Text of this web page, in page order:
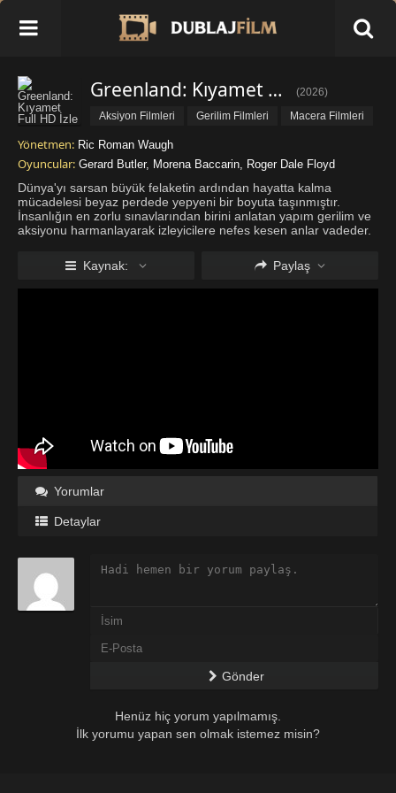
Greenland: Kıyamet Full HD İzle (2026)
Aksiyon Filmleri
Gerilim Filmleri Macera Filmleri
Yönetmen: Ric Roman Waugh
Oyuncular: Gerard Butler, Morena Baccarin, Roger Dale Floyd
Dünya'yı sarsan büyük felaketin ardından hayatta kalma
mücadelesi beyaz perdede yepyeni bir boyuta taşınmıştır.
İnsanlığın en zorlu sınavlarından birini anlatan yapım gerilim ve
aksiyonu harmanlayarak izleyicilere nefes kesen anlar vadeder.
Daha fazla göster
Kaynak: Paylaş
Yorumlar
Detaylar
Gönder
Henüz hiç yorum yapılmamış.
İlk yorumu yapan sen olmak istemez misin?